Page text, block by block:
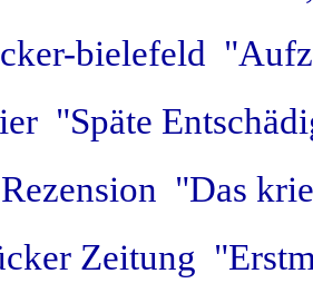
bielefeld
"Späte
"Das
Zeitung